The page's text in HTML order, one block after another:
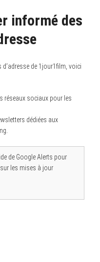
informé des
de 1jour1film, voici
réseaux sociaux pour les
dédiées aux
de Google Alerts pour
les mises à jour